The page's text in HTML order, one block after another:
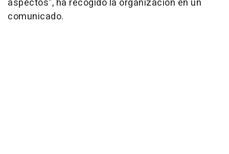
aspectos", ha recogido la organización en un
comunicado.